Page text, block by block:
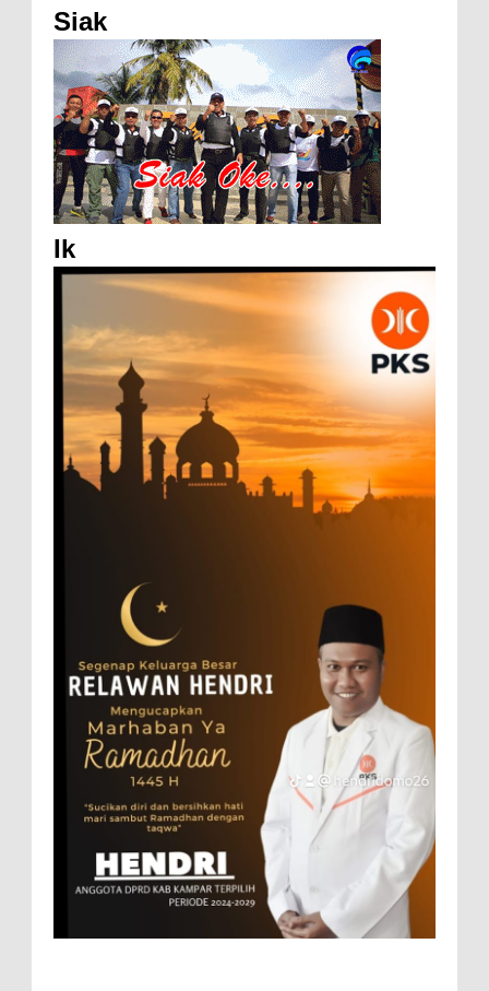
Siak
Ik